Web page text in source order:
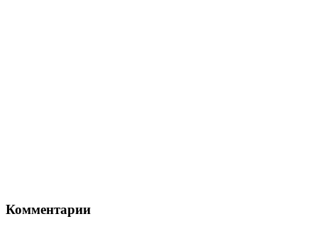
Комментарии